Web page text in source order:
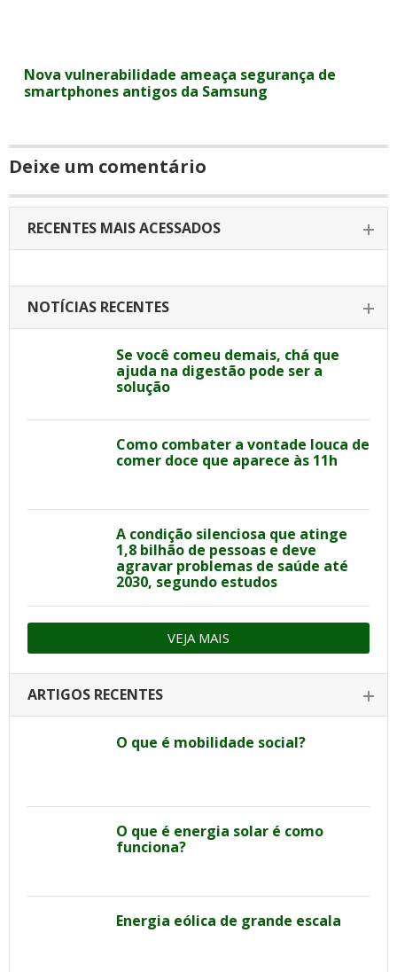
Nova vulnerabilidade ameaça segurança de
smartphones antigos da Samsung
Deixe um comentário
RECENTES MAIS ACESSADOS
NOTÍCIAS RECENTES
Se você comeu demais, chá que
ajuda na digestão pode ser a
solução
Como combater a vontade louca de
comer doce que aparece às 11h
A condição silenciosa que atinge
1,8 bilhão de pessoas e deve
agravar problemas de saúde até
2030, segundo estudos
VEJA MAIS
ARTIGOS RECENTES
O que é mobilidade social?
O que é energia solar é como
funciona?
Energia eólica de grande escala